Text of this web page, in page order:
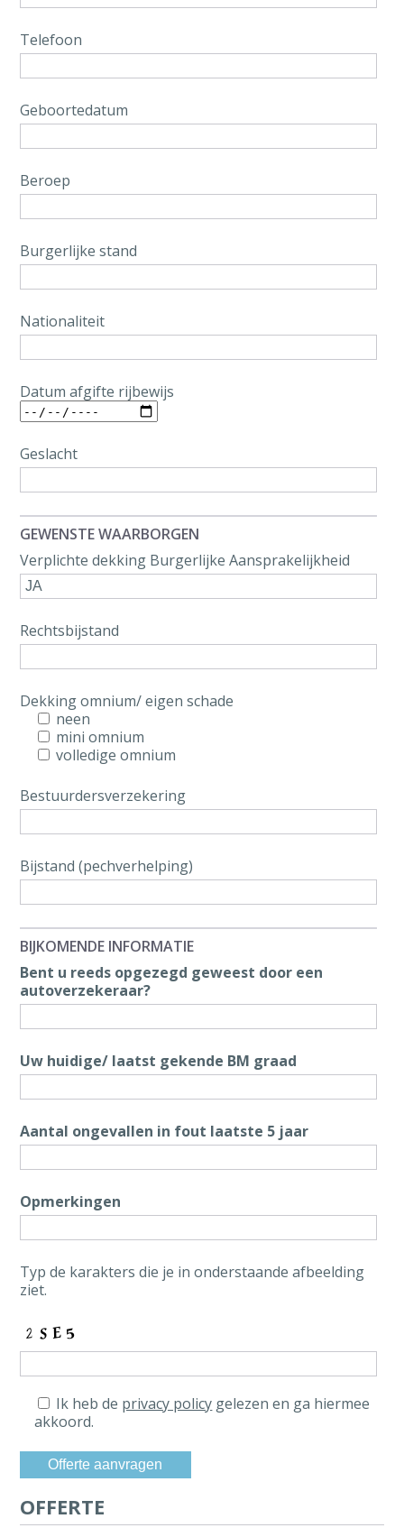
Telefoon
Geboortedatum
Beroep
Burgerlijke stand
Nationaliteit
Datum afgifte rijbewijs
Geslacht
GEWENSTE WAARBORGEN
Verplichte dekking Burgerlijke Aansprakelijkheid
Rechtsbijstand
Dekking omnium/ eigen schade
neen
mini omnium
volledige omnium
Bestuurdersverzekering
Bijstand (pechverhelping)
BIJKOMENDE INFORMATIE
Bent u reeds opgezegd geweest door een
autoverzekeraar?
Uw huidige/ laatst gekende BM graad
Aantal ongevallen in fout laatste 5 jaar
Opmerkingen
Typ de karakters die je in onderstaande afbeelding
ziet.
Ik heb de privacy policy gelezen en ga hiermee
akkoord.
OFFERTE